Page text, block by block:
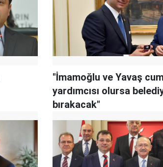
"İmamoğlu ve Yavaş
yardımcısı olursa
bırakacak"